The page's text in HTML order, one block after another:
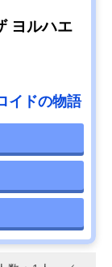
ヨルハエ
イドの物語